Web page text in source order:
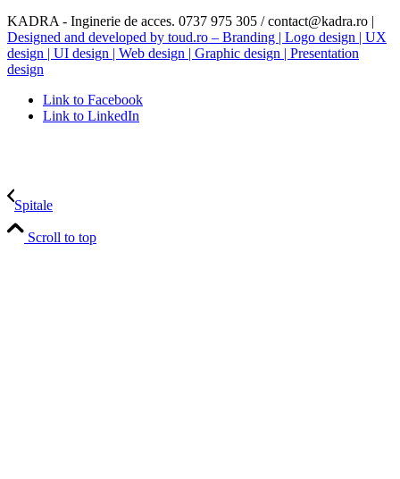
KADRA - Inginerie de acces. 0737 975 305 / contact@kadra.ro |
Designed and developed by toud.ro – Branding | Logo design | UX
design | UI design | Web design | Graphic design | Presentation
design
Link to Facebook
Link to LinkedIn
Spitale
Scroll to top